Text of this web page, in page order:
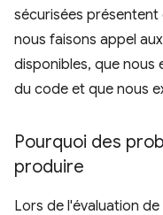
sécurisées
nous faisons appel
disponibles, que nous
du code et que nous
Pourquoi des
produire
Lors de l'évaluation